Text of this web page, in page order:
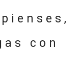
con